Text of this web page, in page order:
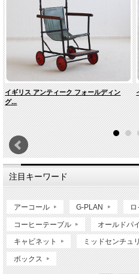
イギリス アンティーク フォールディン
グ...
注目キーワード
アーコール G-PLAN
コーヒーテーブル オールドパ
キャビネット ミッドセンチュ
ボックス